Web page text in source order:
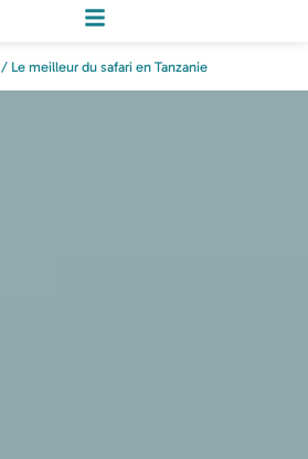
/ Le meilleur du safari en Tanzanie